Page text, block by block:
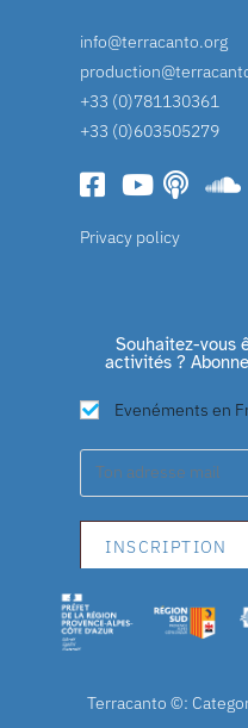
info@terracanto.org
+33 (0)781130361
+33 (0)603505279
Privacy policy
Souhaitez-vous
activités ?
Evenéments en
Terracanto ©: